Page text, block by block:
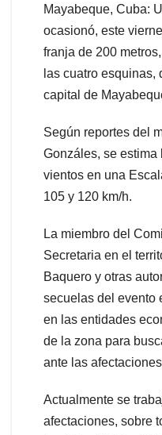
Mayabeque, Cuba:
ocasionó, este
franja de 200
las cuatro esquinas,
capital de
Según reportes del
Gonzáles, se
vientos en una
105 y 120 km/h.
La miembro del
Secretaria en el
Baquero y otras
secuelas del evento
en las entidades
de la zona para
ante las
Actualmente se
afectaciones, sobre